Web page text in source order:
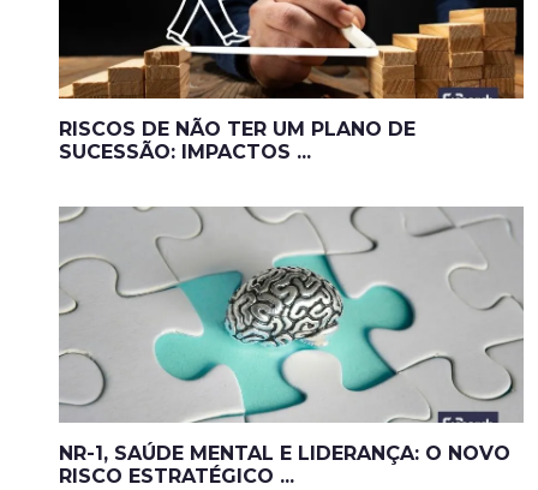
RISCOS DE NÃO TER UM PLANO DE
SUCESSÃO: IMPACTOS ...
NR-1, SAÚDE MENTAL E LIDERANÇA: O NOVO
RISCO ESTRATÉGICO ...